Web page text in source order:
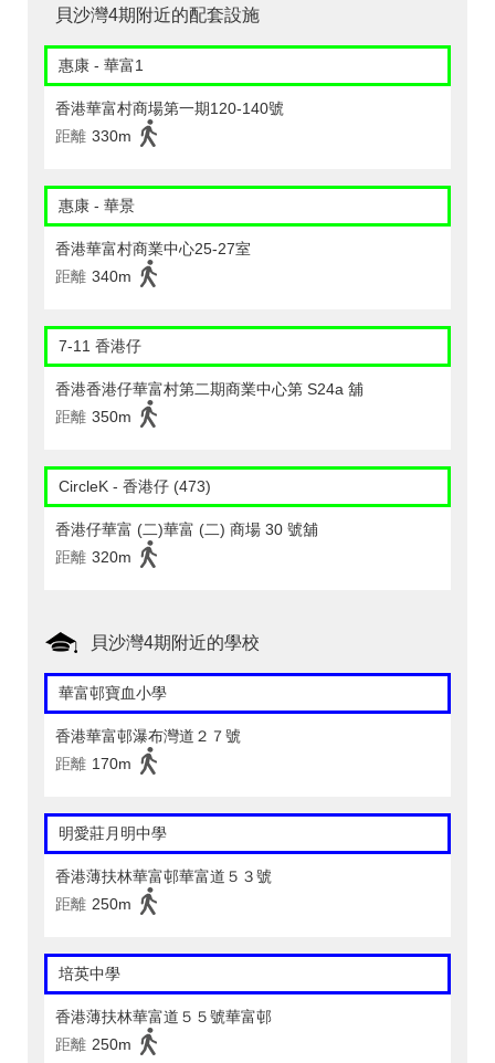
貝沙灣4期附近的配套設施
惠康 - 華富1
香港華富村商場第一期120-140號
距離 330m
惠康 - 華景
香港華富村商業中心25-27室
距離 340m
7-11 香港仔
香港香港仔華富村第二期商業中心第 S24a 舖
距離 350m
CircleK - 香港仔 (473)
香港仔華富 (二)華富 (二) 商場 30 號舖
距離 320m
貝沙灣4期附近的學校
華富邨寶血小學
香港華富邨瀑布灣道２７號
距離 170m
明愛莊月明中學
香港薄扶林華富邨華富道５３號
距離 250m
培英中學
香港薄扶林華富道５５號華富邨
距離 250m